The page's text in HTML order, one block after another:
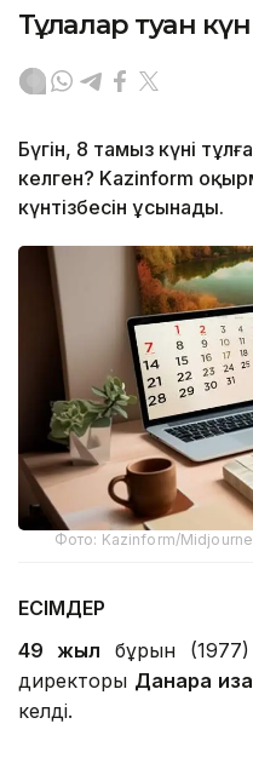
Тұлғалар туған күн
Бүгін, 8 тамыз күні
келген? Kazinform
күнтізбесін ұсынады.
Фото: Kazinform/
ЕСІМДЕР
49 жыл бұрын
директоры Данара
келді.